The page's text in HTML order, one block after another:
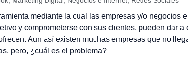
mediante la cual las empresas y/o negocios
y comprometerse con sus clientes, pueden dar a
Aun así existen muchas empresas que no
pero, ¿cuál es el problema?